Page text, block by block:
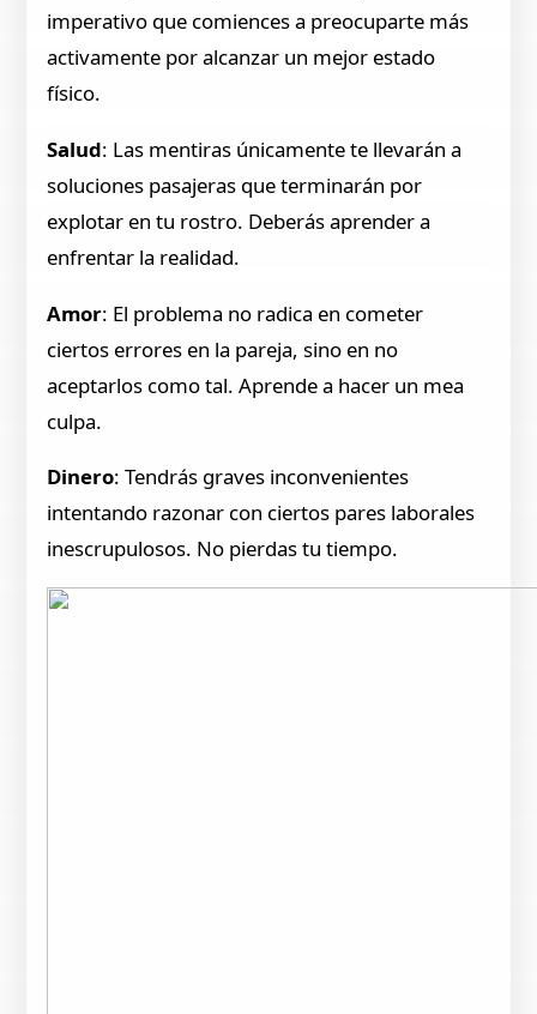
imperativo que comiences a preocuparte más
activamente por alcanzar un mejor estado
físico.
Salud: Las mentiras únicamente te llevarán a
soluciones pasajeras que terminarán por
explotar en tu rostro. Deberás aprender a
enfrentar la realidad.
Amor: El problema no radica en cometer
ciertos errores en la pareja, sino en no
aceptarlos como tal. Aprende a hacer un mea
culpa.
Dinero: Tendrás graves inconvenientes
intentando razonar con ciertos pares laborales
inescrupulosos. No pierdas tu tiempo.